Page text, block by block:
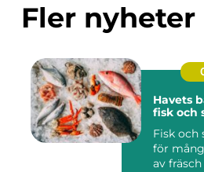
Fler nyheter
Havets
fisk och
Fisk och
för
av fräsch